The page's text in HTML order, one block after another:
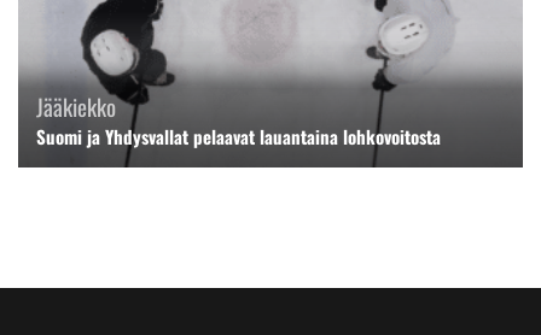
Jääkiekko
Suomi ja Yhdysvallat pelaavat lauantaina lohkovoitosta